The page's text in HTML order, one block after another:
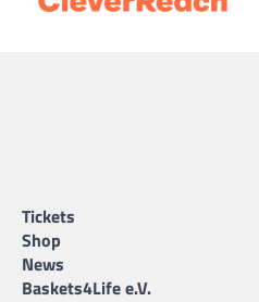
Tickets
Shop
News
Baskets4Life e.V.